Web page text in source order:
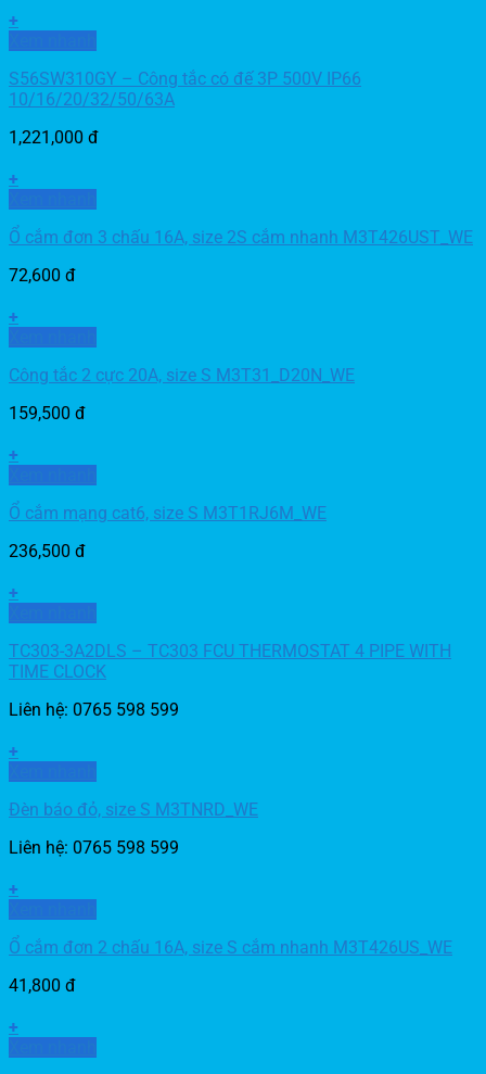
+
S56SW310GY – Công tắc có đế 3P 500V IP66
10/16/20/32/50/63A
1,221,000 đ
+
Ổ cắm đơn 3 chấu 16A, size 2S cắm nhanh M3T426UST_WE
72,600 đ
+
Công tắc 2 cực 20A, size S M3T31_D20N_WE
159,500 đ
+
Ổ cắm mạng cat6, size S M3T1RJ6M_WE
236,500 đ
+
TC303-3A2DLS – TC303 FCU THERMOSTAT 4 PIPE WITH
TIME CLOCK
Liên hệ: 0765 598 599
+
Đèn báo đỏ, size S M3TNRD_WE
Liên hệ: 0765 598 599
+
Ổ cắm đơn 2 chấu 16A, size S cắm nhanh M3T426US_WE
41,800 đ
+